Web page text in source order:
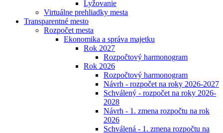
Lyžovanie
Virtuálne prehliadky mesta
Transparentné mesto
Rozpočet mesta
Ekonomika a správa majetku
Rok 2027
Rozpočtový harmonogram
Rok 2026
Rozpočtový harmonogram
Návrh - rozpočet na roky 2026-2027
Schválený - rozpočet na roky 2026-
2028
Návrh - 1. zmena rozpočtu na rok
2026
Schválená - 1. zmena rozpočtu na